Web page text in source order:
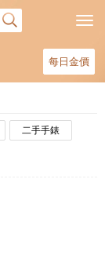
每日金價
二手手錶